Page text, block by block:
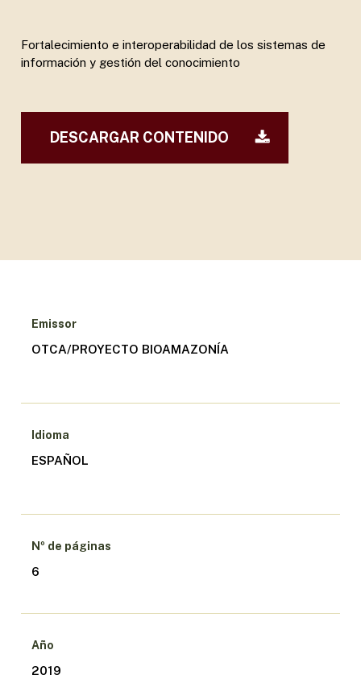
Fortalecimiento e interoperabilidad de los sistemas de
información y gestión del conocimiento
DESCARGAR CONTENIDO
Emissor
OTCA/PROYECTO BIOAMAZONÍA
Idioma
ESPAÑOL
Nº de páginas
6
Año
2019